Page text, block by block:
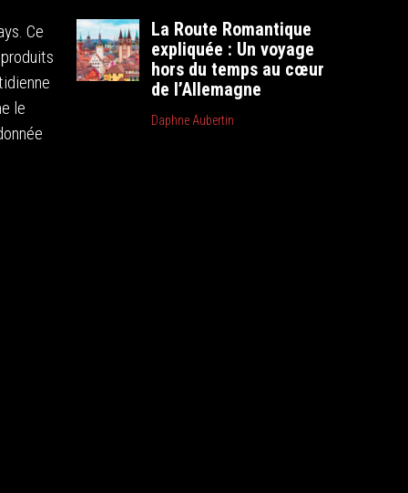
Ce
le
La Route Romantique
expliquée : Un voyage
hors du temps au cœur
de l’Allemagne
Daphne Aubertin